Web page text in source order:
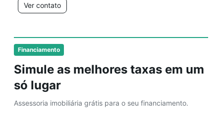
Financiamento
Simule as melhores taxas em um
só lugar
Assessoria imobiliária grátis para o seu financiamento.
Ver contato